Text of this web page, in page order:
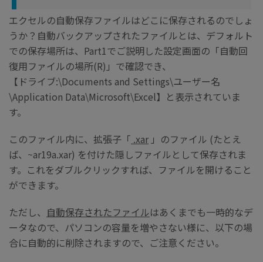
エクセルの自動保存ファイルはどこに保存されるのでしょ
うか？自動バックアップされたファイルとは、デフォルト
での保存場所は、Part1でご説明した設定画面の「自動回
復用ファイルの場所(R)」で確認でき、
【ドライブ:\Documents and Settings\ユーザー名
\Application Data\Microsoft\Excel】と表示されていま
す。
このファイル内に、拡張子「 .xar」のファイル (たとえ
ば、~ar19a.xar) を付けた隠しファイルとして保存されま
す。これをダブルクリックすれば、ファイルを開けること
ができます。
ただし、 自動保存されたファイルはあくまでも一時的なデ
ータなので、パソコンの容量を増やさない様に、以下の場
合に自動的に削除されますので、ご注意ください。